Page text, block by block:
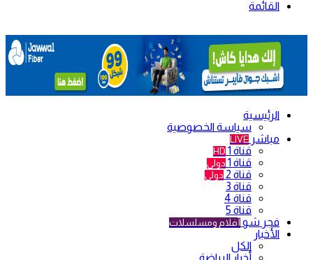
القائمة
الرئيسية
سياسة الخصوصية
مباشر LIVE
قناة 1 HD
قناة 1 دولي
قناة 2 دولي
قناة 3
قناة 4
قناة 5
فجر شو أفلام ومسلسلات
الأخبار
الكل